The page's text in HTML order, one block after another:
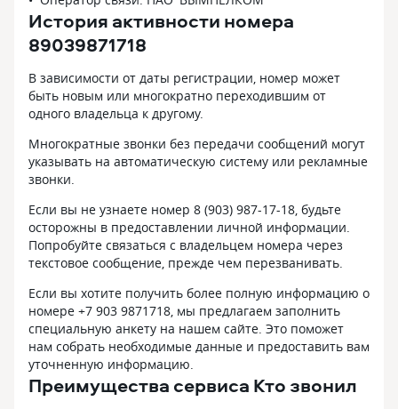
История активности номера
89039871718
В зависимости от даты регистрации, номер может
быть новым или многократно переходившим от
одного владельца к другому.
Многократные звонки без передачи сообщений могут
указывать на автоматическую систему или рекламные
звонки.
Если вы не узнаете номер 8 (903) 987-17-18, будьте
осторожны в предоставлении личной информации.
Попробуйте связаться с владельцем номера через
текстовое сообщение, прежде чем перезванивать.
Если вы хотите получить более полную информацию о
номере +7 903 9871718, мы предлагаем заполнить
специальную анкету на нашем сайте. Это поможет
нам собрать необходимые данные и предоставить вам
уточненную информацию.
Преимущества сервиса Кто звонил